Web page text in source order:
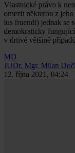
Vlastnické právo k
omezit některou z
ius fruendi) jednak se
demokraticky
v drtivé většině
MD
JUDr. Mgr. Milan
12. října 2021, 04:24